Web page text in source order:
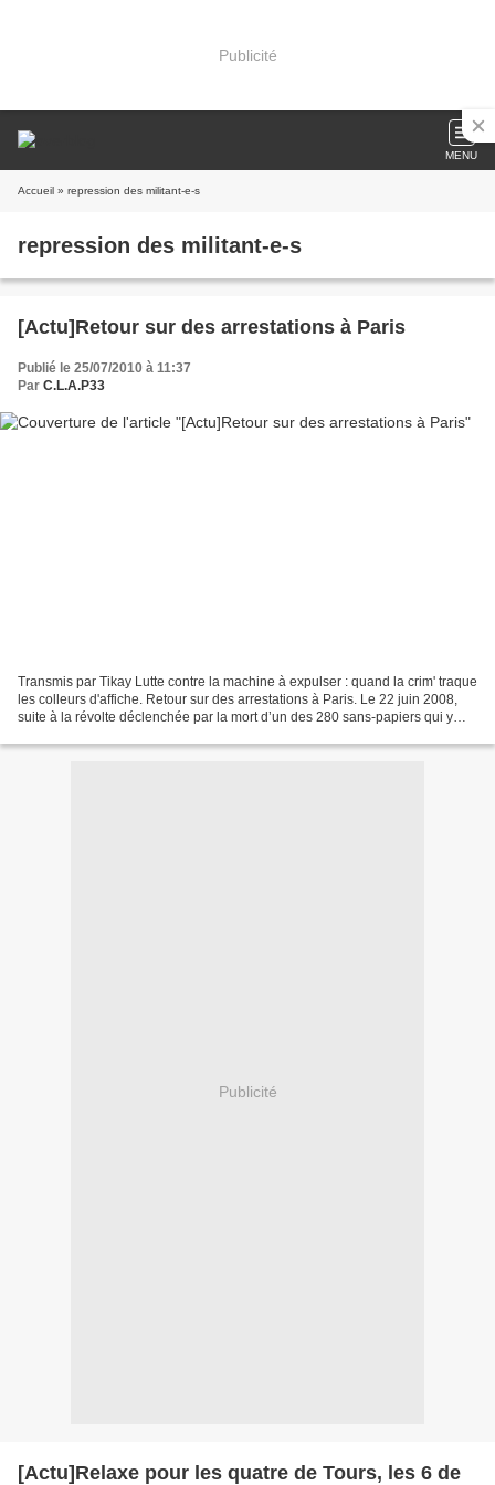
Publicité
MENU
Accueil » repression des militant-e-s
repression des militant-e-s
[Actu]Retour sur des arrestations à Paris
Publié le 25/07/2010 à 11:37
Par C.L.A.P33
Transmis par Tikay Lutte contre la machine à expulser : quand la crim' traque
les colleurs d'affiche. Retour sur des arrestations à Paris. Le 22 juin 2008,
suite à la révolte déclenchée par la mort d’un des 280 sans-papiers qui y
Publicité
[Actu]Relaxe pour les quatre de Tours, les 6 de